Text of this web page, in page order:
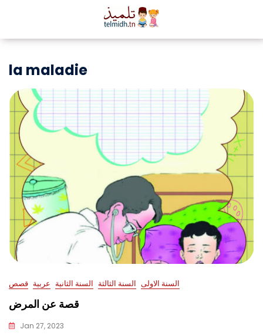
la maladie
السنة الاولى السنة الثالثة السنة الثانية عربية قصص
قصة عن المرض
Jan 27, 2023